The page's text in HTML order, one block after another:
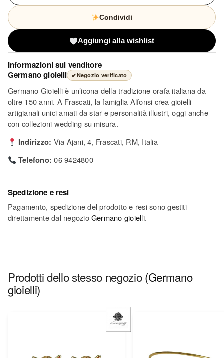
Condividi
Aggiungi alla wishlist
Informazioni sul venditore
Germano gioielli ✔Negozio verificato
Germano Gioielli è un’icona della tradizione orafa italiana da
oltre 150 anni. A Frascati, la famiglia Alfonsi crea gioielli
artigianali unici amati da star e personalità illustri, oggi anche
con collezioni wedding su misura.
Indirizzo: Via Ajani, 4, Frascati, RM, Italia
Telefono: 06 9424800
Spedizione e resi
Pagamento, spedizione del prodotto e resi sono gestiti
direttamente dal negozioGermano gioielli.
Prodotti dello stesso negozio(Germano
gioielli)